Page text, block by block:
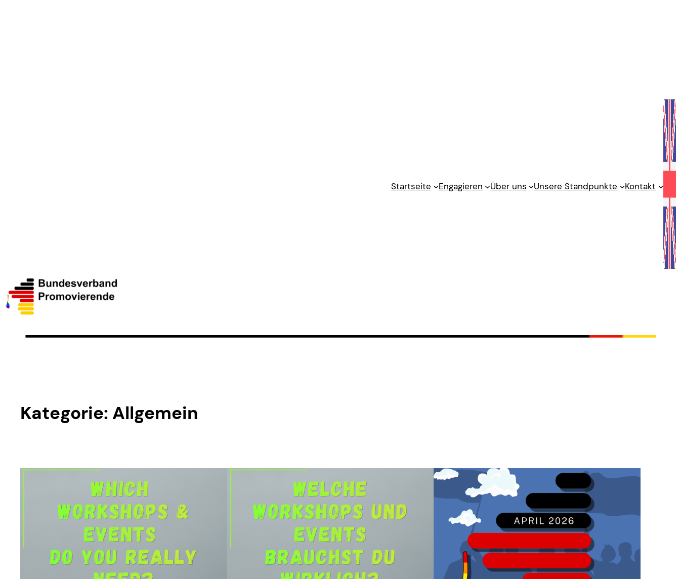
Startseite Engagieren Über uns Unsere Standpunkte Kontakt
Kategorie: Allgemein